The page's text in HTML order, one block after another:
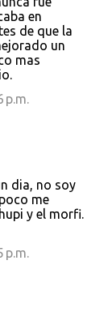
en
de que la
un
mas
p.m.
dia, no soy
me
y el morfi.
p.m.